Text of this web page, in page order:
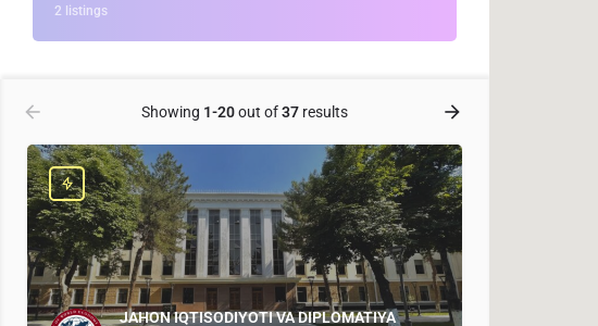
2 listings
Showing 1-20out of37 results
JAHON IQTISODIYOTI VA DIPLOMATIYA